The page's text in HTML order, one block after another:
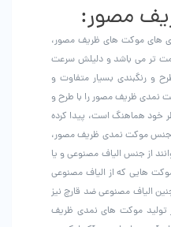
مصور:
های موکت های ظریف مصور،
تر می باشد و دلیلش سرعت
و رنگبندی بسیار متفاوت و
نمدی ظریف مصور را با طرح و
خود هماهنگ است، پیدا کرده
جنس موکت نمدی ظریف مصور،
از جنس الیاف مصنوعی و یا
هایی که از الیاف مصنوعی
الیاف مصنوعی ضد قارچ نیز
تولید موکت های نمدی ظریف